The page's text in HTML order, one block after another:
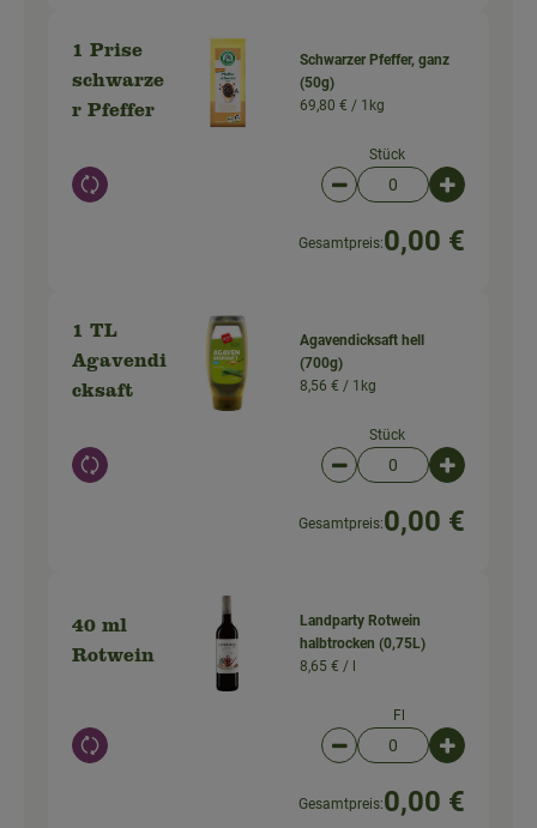
1 Prise
schwarze
r Pfeffer
Auswahl ändern
Schwarzer Pfeffer, ganz
(50g)
69,80 € / 1kg
Stück
Artikelanzahl
Gesamtpreis:0,00 €
1 TL
Agavendi
cksaft
Auswahl ändern
Agavendicksaft hell
(700g)
8,56 € / 1kg
Stück
Artikelanzahl
Gesamtpreis:0,00 €
40 ml
Rotwein
Auswahl ändern
Landparty Rotwein
halbtrocken (0,75L)
8,65 € / l
Fl
Artikelanzahl
Gesamtpreis:0,00 €